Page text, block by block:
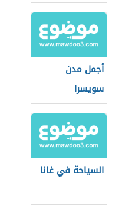
أجمل مدن
سويسرا
السياحة في غانا